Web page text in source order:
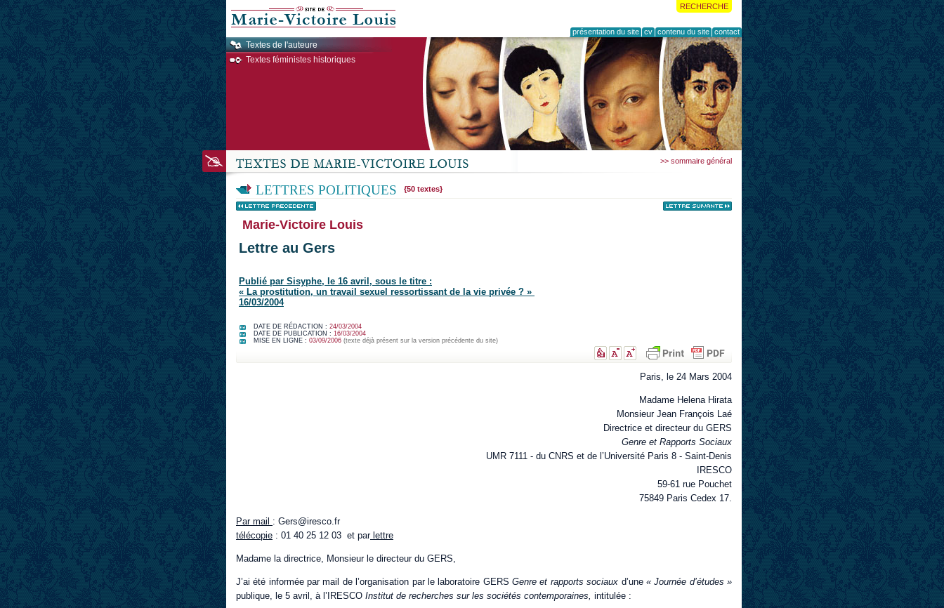
RECHERCHE
présentation du site cv contenu du site contact
Textes de l'auteure
Textes féministes historiques
>> sommaire général
LETTRES POLITIQUES {50 textes}
Marie-Victoire Louis
Lettre au Gers
Publié par Sisyphe, le 16 avril, sous le titre :
« La prostitution, un travail sexuel ressortissant de la vie privée ? »
16/03/2004
DATE DE RÉDACTION : 24/03/2004
DATE DE PUBLICATION : 16/03/2004
MISE EN LIGNE : 03/09/2006 (texte déjà présent sur la version précédente du site)
Paris, le 24 Mars 2004
Madame Helena Hirata
Monsieur Jean François Laé
Directrice et directeur du GERS
Genre et Rapports Sociaux
UMR 7111 - du CNRS et de l’Université Paris 8 - Saint-Denis
IRESCO
59-61 rue Pouchet
75849 Paris Cedex 17.
Par mail : Gers@iresco.fr
télécopie : 01 40 25 12 03 et parlettre
Madame la directrice, Monsieur le directeur du GERS,
J’ai été informée par mail de l’organisation par le laboratoire GERSGenre et rapports sociaux d’une « Journée d’études »
publique, le 5 avril, à l’IRESCO Institut de recherches sur les sociétés contemporaines, intitulée :